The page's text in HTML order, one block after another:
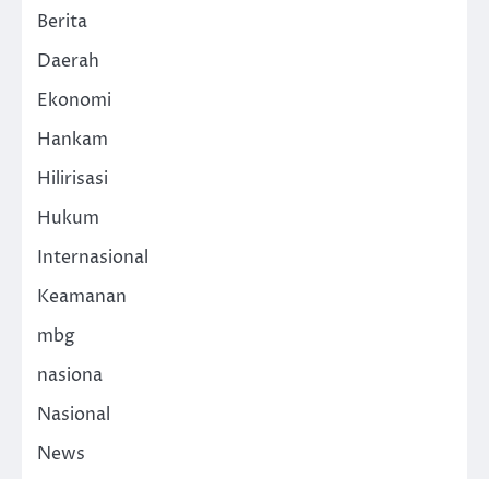
Berita
Daerah
Ekonomi
Hankam
Hilirisasi
Hukum
Internasional
Keamanan
mbg
nasiona
Nasional
News